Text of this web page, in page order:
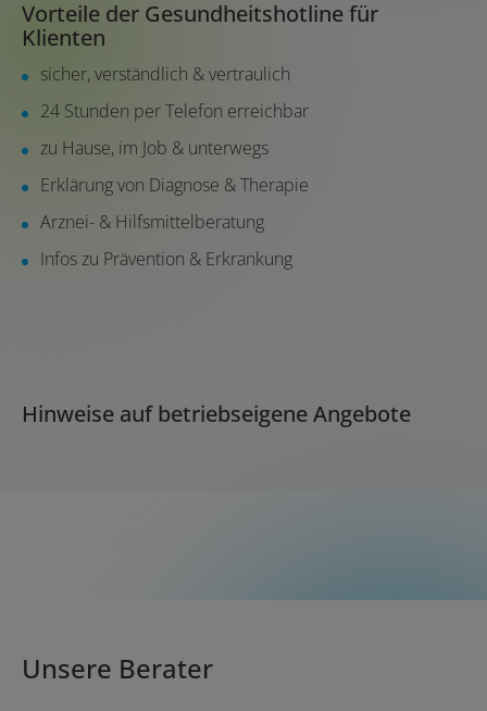
Vorteile der Gesundheitshotline für
Klienten
sicher, verständlich & vertraulich
24 Stunden per Telefon erreichbar
zu Hause, im Job & unterwegs
Erklärung von Diagnose & Therapie
Arznei- & Hilfsmittelberatung
Infos zu Prävention & Erkrankung
Hinweise auf betriebseigene Angebote
Unsere Berater